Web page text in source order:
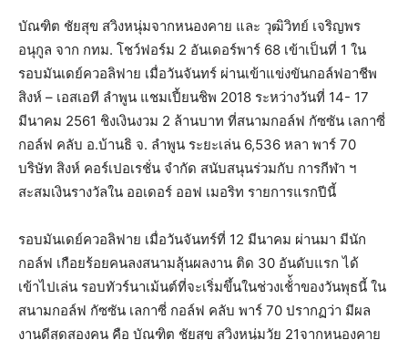
บัณฑิต ชัยสุข สวิงหนุ่มจากหนองคาย และ วุฒิวิทย์ เจริญพร
อนุกูล จาก กทม. โชว์ฟอร์ม 2 อันเดอร์พาร์ 68 เข้าเป็นที่ 1 ใน
รอบมันเดย์ควอลิฟาย เมื่อวันจันทร์ ผ่านเข้าแข่งขันกอล์ฟอาชีพ
สิงห์ – เอสเอที ลำพูน แชมเปี้ยนชิพ 2018 ระหว่างวันที่ 14- 17
มีนาคม 2561 ชิงเงินงวม 2 ล้านบาท ที่สนามกอล์ฟ กัซซัน เลกาซี่
กอล์ฟ คลับ อ.บ้านธิ จ. ลำพูน ระยะเล่น 6,536 หลา พาร์ 70
บริษัท สิงห์ คอร์เปอเรชั่น จำกัด สนับสนุนร่วมกับ การกีฬา ฯ
สะสมเงินรางวัลใน ออเดอร์ ออฟ เมอริท รายการแรกปีนี้
รอบมันเดย์ควอลิฟาย เมื่อวันจันทร์ที่ 12 มีนาคม ผ่านมา มีนัก
กอล์ฟ เกือยร้อยคนลงสนามลุ้นผลงาน ติด 30 อันดับแรก ได้
เข้าไปเล่น รอบทัวร์นาเม้นต์ที่จะเริ่มขึ้นในช่วงเช้่้าของวันพุธนี้ ใน
สนามกอล์ฟ กัซซัน เลกาซี่ กอล์ฟ คลับ พาร์ 70 ปรากฏว่า มีผล
งานดีสุดสองคน คือ บัณฑิต ชัยสุข สวิงหนุ่มวัย 21จากหนองคาย